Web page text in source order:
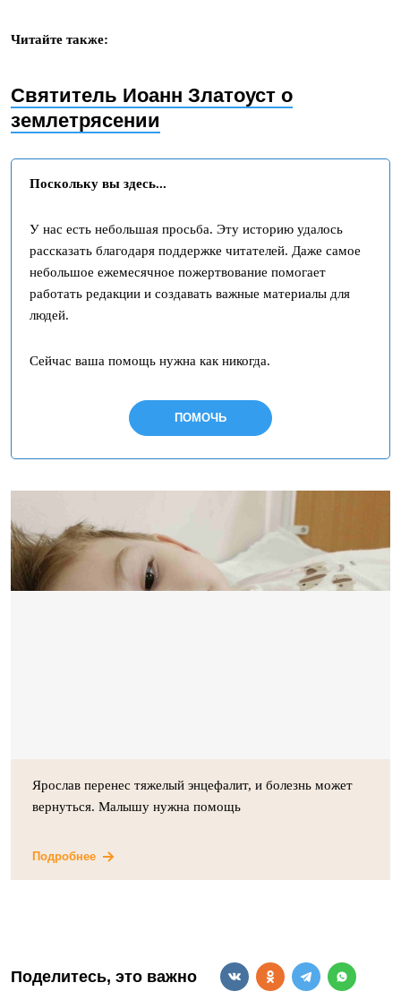
Читайте также:
Святитель Иоанн Златоуст о
землетрясении
Поскольку вы здесь...
У нас есть небольшая просьба. Эту историю удалось
рассказать благодаря поддержке читателей. Даже самое
небольшое ежемесячное пожертвование помогает
работать редакции и создавать важные материалы для
людей.
Сейчас ваша помощь нужна как никогда.
ПОМОЧЬ
Ярослав перенес тяжелый энцефалит, и болезнь может
вернуться. Малышу нужна помощь
Подробнее
Поделитесь, это важно